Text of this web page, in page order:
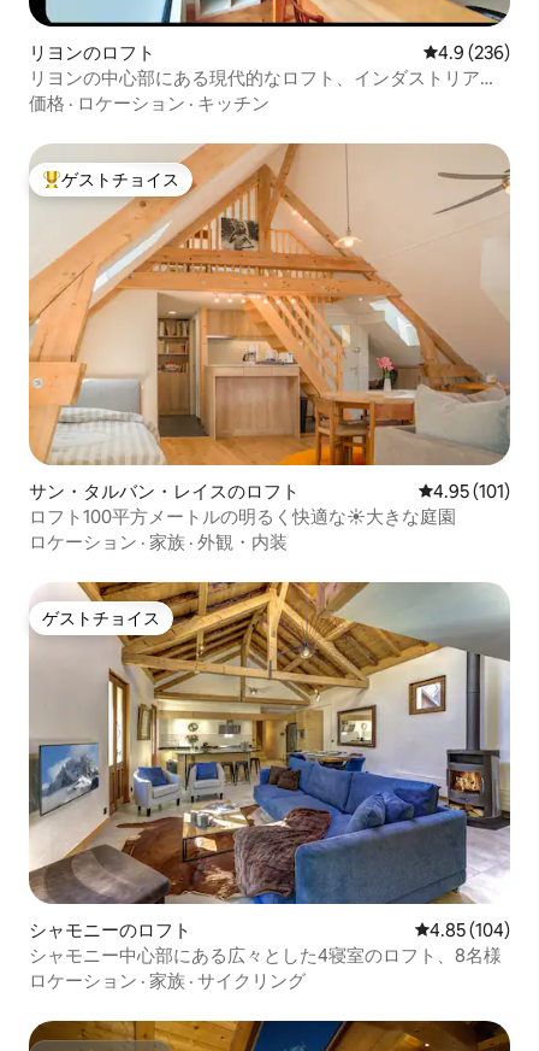
リヨンのロフト レビュー236
4.9 (236)
リヨンの中心部にある現代的なロフト、インダストリアル
な魅力
価格 · ロケーション · キッチン
大好評のゲストチョイスです。
ゲストチョイス
サン・タルバン・レイスのロフト レビュー101
4.95 (101)
ロフト100平方メートルの明るく快適な☀️大きな庭園
ロケーション · 家族 · 外観・内装
ゲストチョイス
ゲストチョイス
シャモニーのロフト レビュー104
4.85 (104)
シャモニー中心部にある広々とした4寝室のロフト、8名様
ロケーション · 家族 · サイクリング